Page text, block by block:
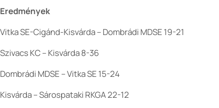
Eredmények
Vitka SE-Cigánd-Kisvárda – Dombrádi MDSE 19-21
Szivacs KC – Kisvárda 8-36
Dombrádi MDSE – Vitka SE 15-24
Kisvárda – Sárospataki RKGA 22-12